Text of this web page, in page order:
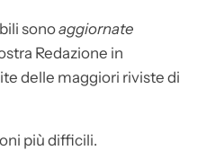
sonoaggiornate
Redazione in
delle maggiori riviste di
più difficili.